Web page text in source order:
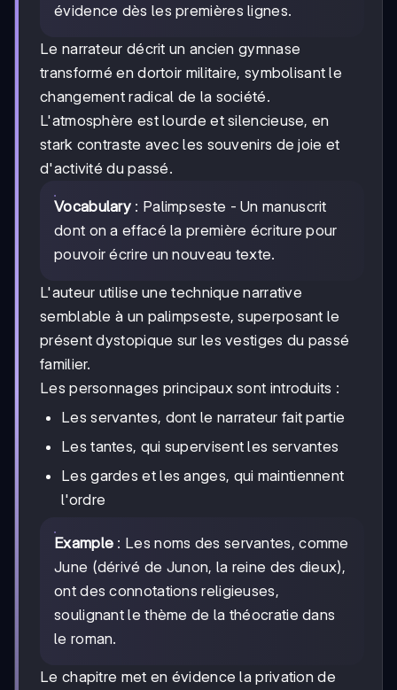
évidence dès les premières lignes.
Le narrateur décrit un ancien gymnase
transformé en dortoir militaire, symbolisant le
changement radical de la société.
L'atmosphère est lourde et silencieuse, en
stark contraste avec les souvenirs de joie et
d'activité du passé.
Vocabulary : Palimpseste - Un manuscrit
dont on a effacé la première écriture pour
pouvoir écrire un nouveau texte.
L'auteur utilise une technique narrative
semblable à un palimpseste, superposant le
présent dystopique sur les vestiges du passé
familier.
Les personnages principaux sont introduits :
Les servantes, dont le narrateur fait partie
Les tantes, qui supervisent les servantes
Les gardes et les anges, qui maintiennent
l'ordre
Example : Les noms des servantes, comme
June (dérivé de Junon, la reine des dieux),
ont des connotations religieuses,
soulignant le thème de la théocratie dans
le roman.
Le chapitre met en évidence la privation de